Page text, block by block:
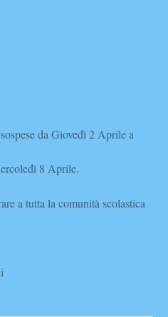
da Giovedì 2 Aprile a
8 Aprile.
a tutta la comunità scolastica